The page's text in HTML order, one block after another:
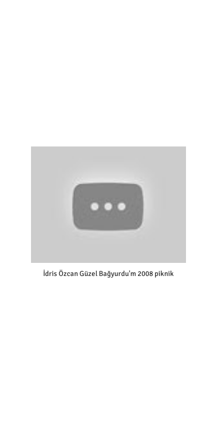
İdris Özcan Güzel Bağyurdu'm 2008 piknik